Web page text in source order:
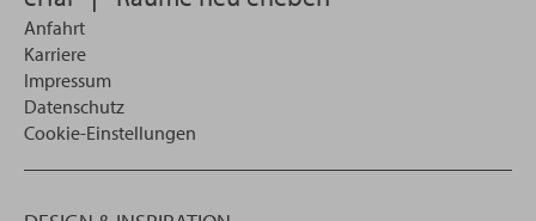
Anfahrt
Karriere
Impressum
Datenschutz
Cookie-Einstellungen